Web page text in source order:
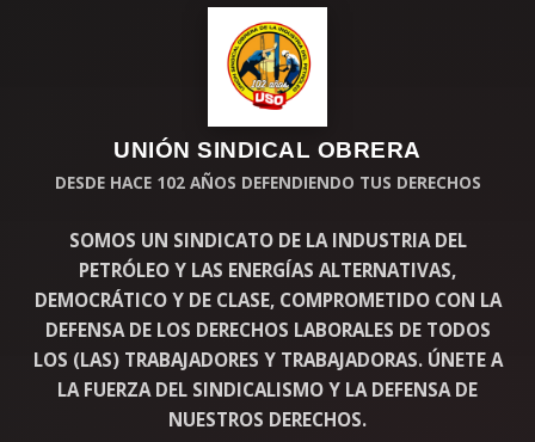
UNIÓN SINDICAL OBRERA
DESDE HACE 102 AÑOS DEFENDIENDO TUS DERECHOS
SOMOS UN SINDICATO DE LA INDUSTRIA DEL
PETRÓLEO Y LAS ENERGÍAS ALTERNATIVAS,
DEMOCRÁTICO Y DE CLASE, COMPROMETIDO CON LA
DEFENSA DE LOS DERECHOS LABORALES DE TODOS
LOS (LAS) TRABAJADORES Y TRABAJADORAS. ÚNETE A
LA FUERZA DEL SINDICALISMO Y LA DEFENSA DE
NUESTROS DERECHOS.